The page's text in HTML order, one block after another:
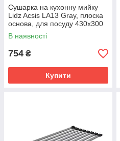
Сушарка на кухонну мийку
Lidz Acsis LA13 Gray, плоска
основа, для посуду 430х300
мм LDACSLA13GRA49767
В наявності
754 ₴
Купити